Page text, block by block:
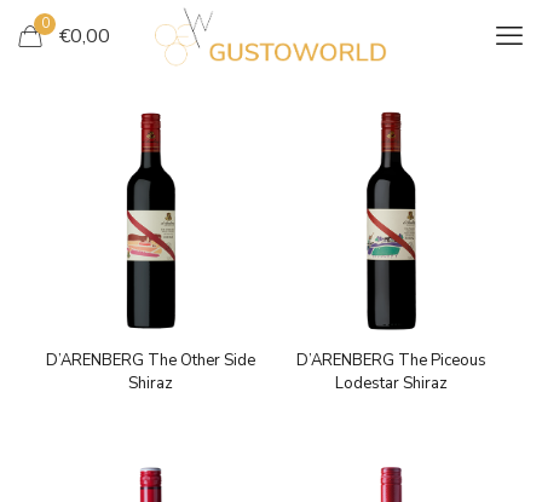
0 €0,00
D’ARENBERG The Other Side
Shiraz
D’ARENBERG The Piceous
Lodestar Shiraz